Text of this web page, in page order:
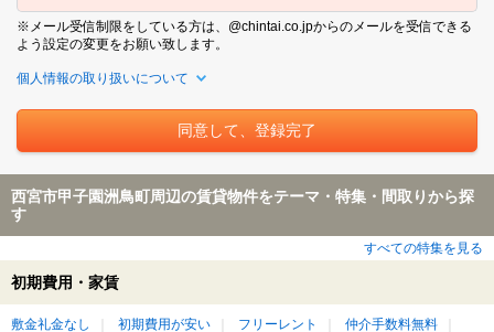
※メール受信制限をしている方は、@chintai.co.jpからのメールを受信できる
よう設定の変更をお願い致します。
個人情報の取り扱いについて
西宮市甲子園洲鳥町周辺の賃貸物件をテーマ・特集・間取りから探
す
すべての特集を見る
初期費用・家賃
敷金礼金なし 初期費用が安い フリーレント
仲介手数料無料